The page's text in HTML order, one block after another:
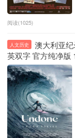
阅读(1025)
人文历史
澳大利亚
英双字 官方纯净版